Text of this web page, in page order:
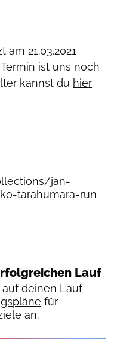
am 21.03.2021
ist uns noch
kannst du hier
jan-
tarahumara-run
Lauf
deinen Lauf
für
an.